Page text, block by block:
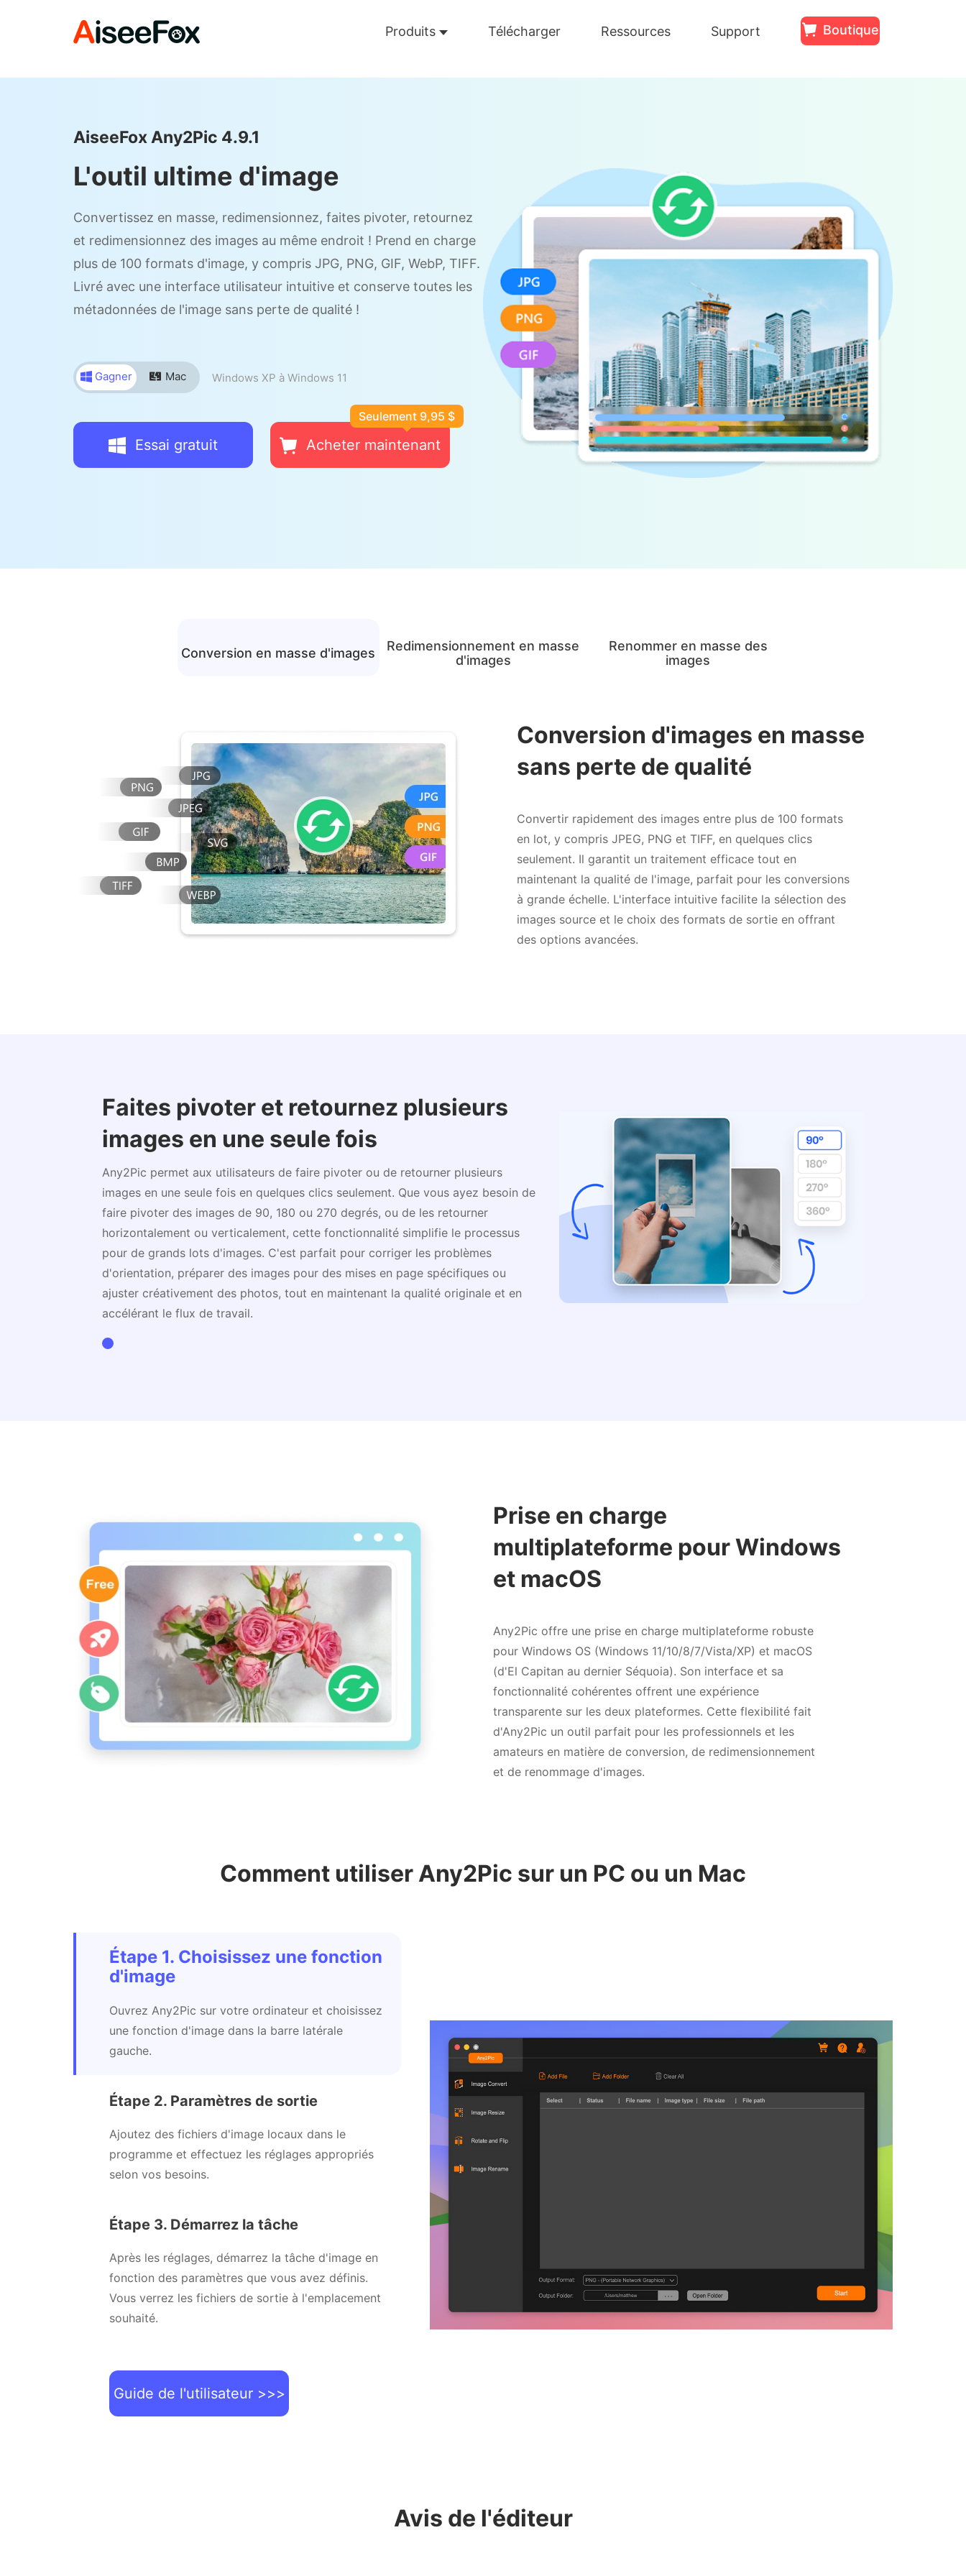
Produits Télécharger Ressources Support Boutique
AiseeFox Any2Pic 4.9.1
L'outil ultime d'image
Convertissez en masse, redimensionnez, faites pivoter, retournez
et redimensionnez des images au même endroit ! Prend en charge
plus de 100 formats d'image, y compris JPG, PNG, GIF, WebP, TIFF.
Livré avec une interface utilisateur intuitive et conserve toutes les
métadonnées de l'image sans perte de qualité !
Gagner Mac Windows XP à Windows 11
Essai gratuit Acheter maintenant
Seulement 9,95 $
Conversion en masse d'images
Redimensionnement en masse
d'images
Renommer en masse des
images
Redimensionnement en vrac
d'images avec des paramètres
Permet aux utilisateurs de redimensionner plusieurs images à
la fois, ce qui est parfait pour optimiser de grandes
collections d'images. Avec la possibilité de définir une
largeur et une hauteur personnalisées, de maintenir les ratios
d'aspect ou de redimensionner en pourcentage, les
utilisateurs ont un contrôle total sur les dimensions des
Faites pivoter et retournez plusieurs
images en une seule fois
Any2Pic permet aux utilisateurs de faire pivoter ou de retourner plusieurs
images en une seule fois en quelques clics seulement. Que vous ayez besoin de
faire pivoter des images de 90, 180 ou 270 degrés, ou de les retourner
horizontalement ou verticalement, cette fonctionnalité simplifie le processus
pour de grands lots d'images. C'est parfait pour corriger les problèmes
d'orientation, préparer des images pour des mises en page spécifiques ou
ajuster créativement des photos, tout en maintenant la qualité originale et en
accélérant le flux de travail.
Prise en charge
multiplateforme pour Windows
et macOS
Any2Pic offre une prise en charge multiplateforme robuste
pour Windows OS (Windows 11/10/8/7/Vista/XP) et macOS
(d'El Capitan au dernier Séquoia). Son interface et sa
fonctionnalité cohérentes offrent une expérience
transparente sur les deux plateformes. Cette flexibilité fait
d'Any2Pic un outil parfait pour les professionnels et les
amateurs en matière de conversion, de redimensionnement
et de renommage d'images.
Comment utiliser Any2Pic sur un PC ou un Mac
Étape 1. Choisissez une fonction d'image
Ouvrez Any2Pic sur votre ordinateur et choisissez
une fonction d'image dans la barre latérale
gauche.
programme et effectuez les réglages appropriés
selon vos besoins.
fonction des paramètres que vous avez définis.
Vous verrez les fichiers de sortie à l'emplacement
souhaité.
Guide de l'utilisateur >>>